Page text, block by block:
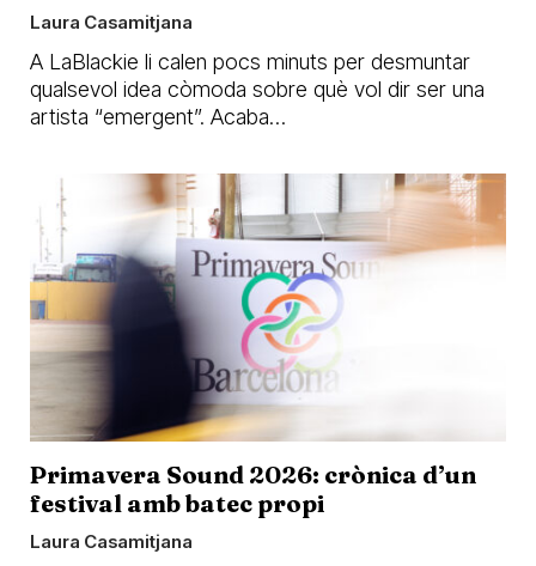
Laura Casamitjana
A LaBlackie li calen pocs minuts per desmuntar
qualsevol idea còmoda sobre què vol dir ser una
artista “emergent”. Acaba…
Primavera Sound 2026: crònica d’un
festival amb batec propi
Laura Casamitjana